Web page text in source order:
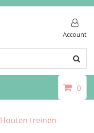
Account
0
Houten treinen